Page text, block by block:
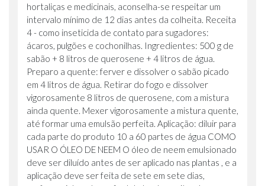
hortaliças e medicinais, aconselha-se respeitar um
intervalo mínimo de 12 dias antes da colheita. Receita
4 - como inseticida de contato para sugadores:
ácaros, pulgões e cochonilhas. Ingredientes: 500 g de
sabão + 8 litros de querosene + 4 litros de água.
Preparo a quente: ferver e dissolver o sabão picado
em 4 litros de água. Retirar do fogo e dissolver
vigorosamente 8 litros de querosene, com a mistura
ainda quente. Mexer vigorosamente a mistura quente,
até formar uma emulsão perfeita. Aplicação: diluir para
cada parte do produto 10 a 60 partes de água COMO
USAR O ÓLEO DE NEEM O óleo de neem emulsionado
deve ser diluído antes de ser aplicado nas plantas , e a
aplicação deve ser feita de sete em sete dias,